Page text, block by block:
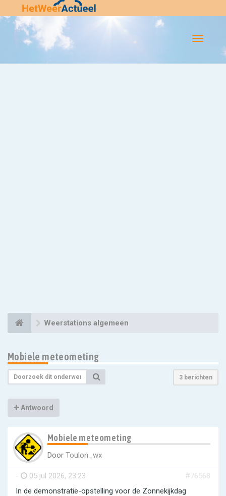
Flip-
Weerstations algemeen
Mobiele meteometing
3 berichten
Antwoord
Mobiele meteometing
Door Toulon_wx
- 05 jul 2026, 23:23
#76568
In de demonstratie-opstelling voor de Zonnekijkdag